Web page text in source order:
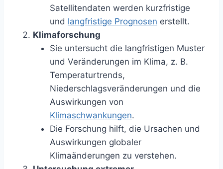
Satellitendaten werden kurzfristige
und langfristige Prognosen erstellt.
Klimaforschung
Sie untersucht die langfristigen Muster
und Veränderungen im Klima, z. B.
Temperaturtrends,
Niederschlagsveränderungen und die
Auswirkungen von
Klimaschwankungen.
Die Forschung hilft, die Ursachen und
Auswirkungen globaler
Klimaänderungen zu verstehen.